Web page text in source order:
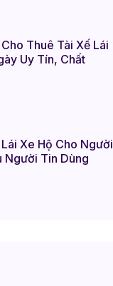
Thuê Tài Xế Lái
Uy Tín, Chất
Xe Hộ Cho Người
Người Tin Dùng